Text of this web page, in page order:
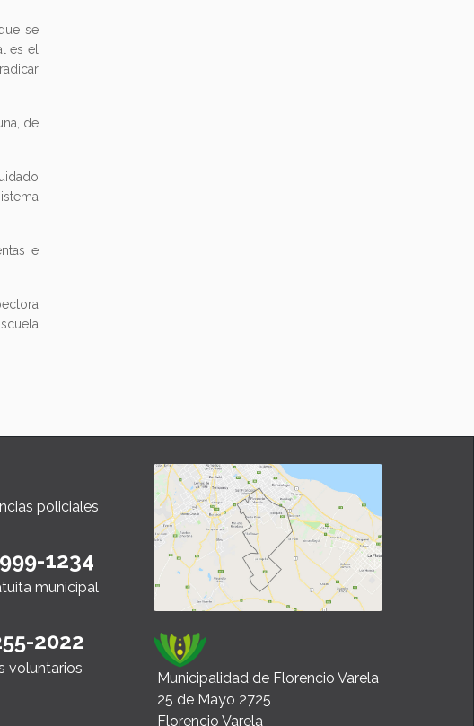
se
es el
de
e
policiales
1234
municipal
2022
voluntarios
Municipalidad de Florencio Varela
25 de Mayo 2725
Florencio Varela